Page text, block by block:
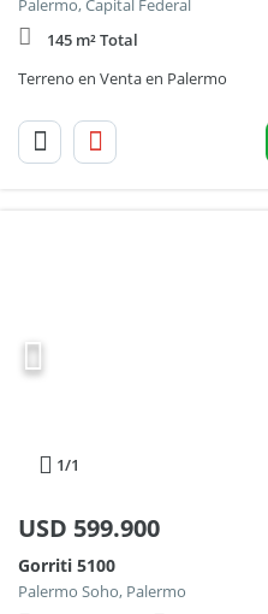
Palermo, Capital Federal
145 m² Total
Terreno en Venta en Palermo
1/1
USD 599.900
Gorriti 5100
Palermo Soho, Palermo